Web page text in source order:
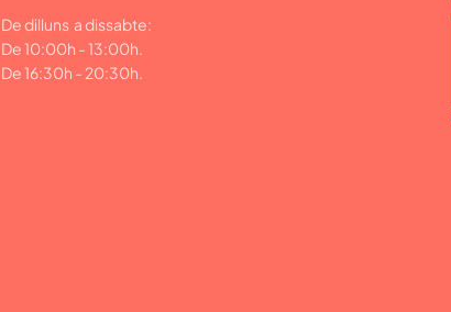
De dilluns a dissabte:
De 10:00h - 13:00h.
De 16:30h - 20:30h.